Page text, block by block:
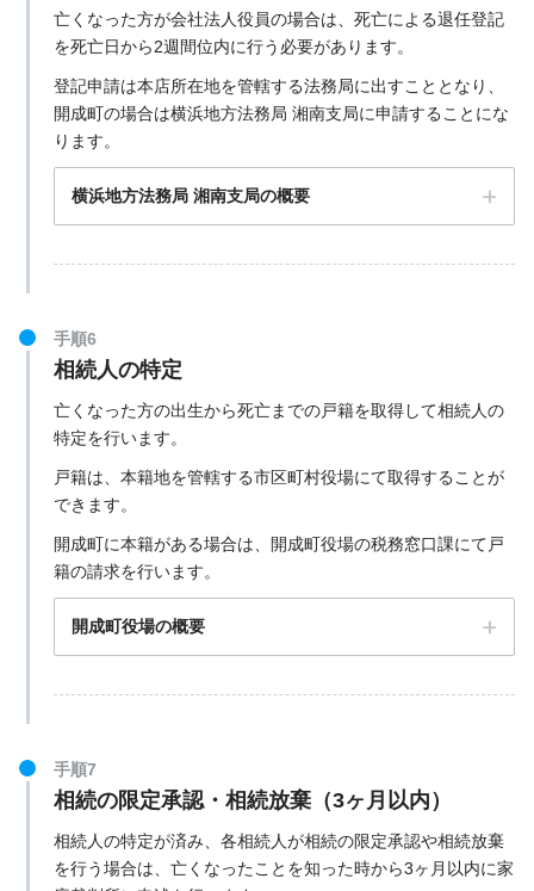
〒258-8502 神奈川県足柄上郡開成町延沢773番地
開成町役場の公式サイト
亡くなった方が会社法人役員の場合は、死亡による退任登記
を死亡日から2週間位内に行う必要があります。
登記申請は本店所在地を管轄する法務局に出すこととなり、
開成町の場合は横浜地方法務局 湘南支局に申請することにな
ります。
横浜地方法務局 湘南支局の概要
〒251-8523 神奈川県藤沢市辻堂神台２丁目２−３
手順6
相続人の特定
亡くなった方の出生から死亡までの戸籍を取得して相続人の
特定を行います。
戸籍は、本籍地を管轄する市区町村役場にて取得することが
できます。
開成町に本籍がある場合は、開成町役場の税務窓口課にて戸
籍の請求を行います。
開成町役場の概要
手順7
相続の限定承認・相続放棄（3ヶ月以内）
相続人の特定が済み、各相続人が相続の限定承認や相続放棄
を行う場合は、亡くなったことを知った時から3ヶ月以内に家